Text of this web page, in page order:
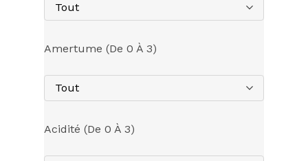
Tout
Amertume (de 0 À 3)
Tout
Acidité (de 0 À 3)